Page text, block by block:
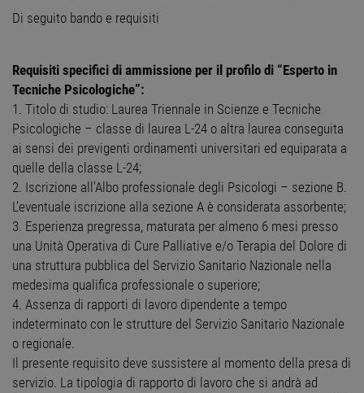
Di seguito bando e requisiti
Requisiti specifici di ammissione per il profilo di “Esperto in
Tecniche Psicologiche”:
1. Titolo di studio: Laurea Triennale in Scienze e Tecniche
Psicologiche – classe di laurea L-24 o altra laurea conseguita
ai sensi dei previgenti ordinamenti universitari ed equiparata a
quelle della classe L-24;
2. Iscrizione all’Albo professionale degli Psicologi – sezione B.
L’eventuale iscrizione alla sezione A è considerata assorbente;
3. Esperienza pregressa, maturata per almeno 6 mesi presso
una Unità Operativa di Cure Palliative e/o Terapia del Dolore di
una struttura pubblica del Servizio Sanitario Nazionale nella
medesima qualifica professionale o superiore;
4. Assenza di rapporti di lavoro dipendente a tempo
indeterminato con le strutture del Servizio Sanitario Nazionale
o regionale.
Il presente requisito deve sussistere al momento della presa di
servizio. La tipologia di rapporto di lavoro che si andrà ad